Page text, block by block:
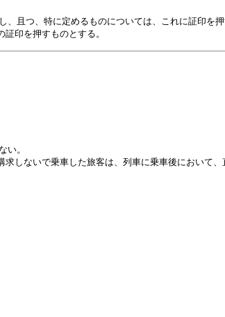
且つ、特に定めるものについては、これに証印を
印を押すものとする。
い。
しないで乗車した旅客は、列車に乗車後において